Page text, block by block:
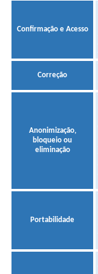
Confirmação e Acesso
Correção
Anonimização,
bloqueio ou
eliminação
Portabilidade